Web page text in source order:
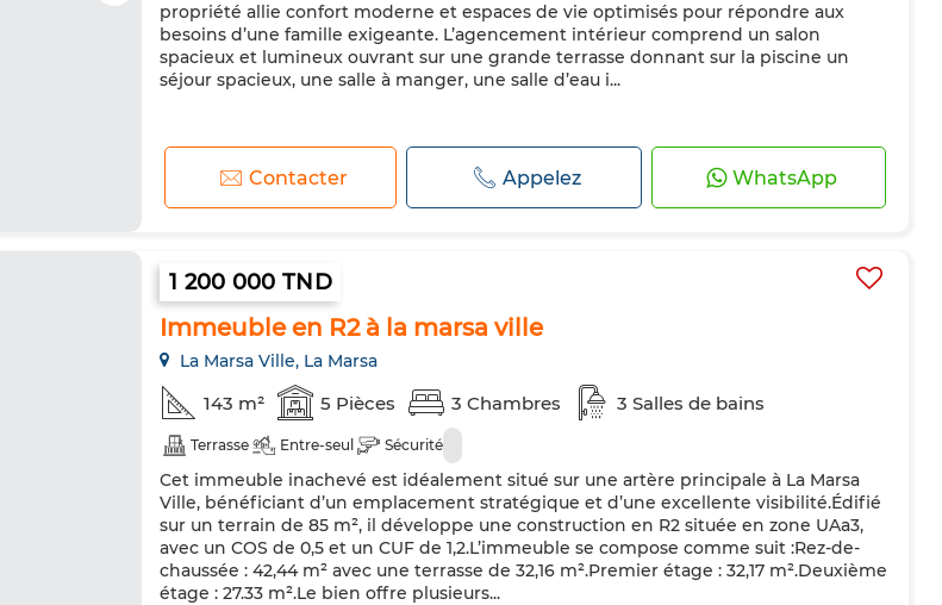
propriété allie confort moderne et espaces de vie optimisés pour répondre aux
besoins d’une famille exigeante. L’agencement intérieur comprend un salon
spacieux et lumineux ouvrant sur une grande terrasse donnant sur la piscine un
séjour spacieux, une salle à manger, une salle d’eau i...
Contacter Appelez WhatsApp
1 200 000 TND
Immeuble en R2 à la marsa ville
La Marsa Ville, La Marsa
143 m² 5 Pièces 3 Chambres 3 Salles de bains
Terrasse Entre-seul Sécurité
Cet immeuble inachevé est idéalement situé sur une artère principale à La Marsa
Ville, bénéficiant d’un emplacement stratégique et d’une excellente visibilité.Édifié
sur un terrain de 85 m², il développe une construction en R2 située en zone UAa3,
avec un COS de 0,5 et un CUF de 1,2.L’immeuble se compose comme suit :Rez-de-
chaussée : 42,44 m² avec une terrasse de 32,16 m².Premier étage : 32,17 m².Deuxième
étage : 27.33 m².Le bien offre plusieurs...